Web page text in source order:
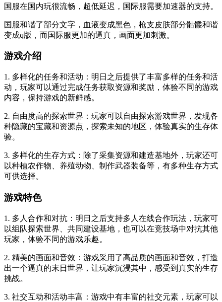
国服在国内玩很流畅，超低延迟，国际服需要加速器的支持。
国服和谐了部分文字，血液变成黑色，枪支皮肤部分骷髅和谐
变成q版，而国际服更加的逼真，画面更加刺激。
游戏介绍
1. 多样化的任务和活动：明日之后提供了丰富多样的任务和活
动，玩家可以通过完成任务获取资源和奖励，体验不同的游戏
内容，保持游戏的新鲜感。
2. 自由度高的探索世界：玩家可以自由探索游戏世界，发现各
种隐藏的宝藏和资源点，探索未知的地区，体验真实的生存体
验。
3. 多样化的生存方式：除了采集资源和建造基地外，玩家还可
以种植农作物、养殖动物、制作武器装备等，有多种生存方式
可供选择。
游戏特色
1. 多人合作和对抗：明日之后支持多人在线合作玩法，玩家可
以组队探索世界、共同建设基地，也可以在竞技场中对抗其他
玩家，体验不同的游戏乐趣。
2. 精美的画面和音效：游戏采用了高品质的画面和音效，打造
出一个逼真的末日世界，让玩家沉浸其中，感受到真实的生存
挑战。
3. 社交互动和活动丰富：游戏中有丰富的社交元素，玩家可以